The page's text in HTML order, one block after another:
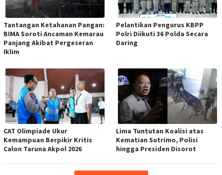
Tantangan Ketahanan Pangan:
BIMA Soroti Ancaman Kemarau
Panjang Akibat Pergeseran
Iklim
Pelantikan Pengurus KBPP
Polri Diikuti 36 Polda Secara
Daring
CAT Olimpiade Ukur
Kemampuan Berpikir Kritis
Calon Taruna Akpol 2026
Lima Tuntutan Koalisi atas
Kematian Sutrimo, Polisi
hingga Presiden Disorot